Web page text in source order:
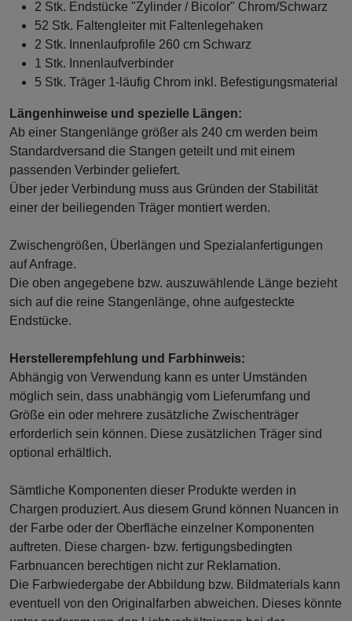
2 Stk. Endstücke "Zylinder / Bicolor" Chrom/Schwarz
52 Stk. Faltengleiter mit Faltenlegehaken
2 Stk. Innenlaufprofile 260 cm Schwarz
1 Stk. Innenlaufverbinder
5 Stk. Träger 1-läufig Chrom inkl. Befestigungsmaterial
Längenhinweise und spezielle Längen:
Ab einer Stangenlänge größer als 240 cm werden beim
Standardversand die Stangen geteilt und mit einem
passenden Verbinder geliefert.
Über jeder Verbindung muss aus Gründen der Stabilität
einer der beiliegenden Träger montiert werden.
Zwischengrößen, Überlängen und Spezialanfertigungen
auf Anfrage.
Die oben angegebene bzw. auszuwählende Länge bezieht
sich auf die reine Stangenlänge, ohne aufgesteckte
Endstücke.
Herstellerempfehlung und Farbhinweis:
Abhängig von Verwendung kann es unter Umständen
möglich sein, dass unabhängig vom Lieferumfang und
Größe ein oder mehrere zusätzliche Zwischenträger
erforderlich sein können. Diese zusätzlichen Träger sind
optional erhältlich.
Sämtliche Komponenten dieser Produkte werden in
Chargen produziert. Aus diesem Grund können Nuancen in
der Farbe oder der Oberfläche einzelner Komponenten
auftreten. Diese chargen- bzw. fertigungsbedingten
Farbnuancen berechtigen nicht zur Reklamation.
Die Farbwiedergabe der Abbildung bzw. Bildmaterials kann
eventuell von den Originalfarben abweichen. Dieses könnte